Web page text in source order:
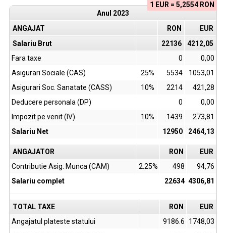
1 EUR = 5,2554 RON
Anul 2023
ANGAJAT
RON
EUR
Salariu Brut
22136
4212,05
Fara taxe
0
0,00
Asigurari Sociale (CAS)
25% 5534
1053,01
Asigurari Soc. Sanatate (CASS)
10% 2214
421,28
Deducere personala (DP)
0
0,00
Impozit pe venit (IV)
10% 1439
273,81
Salariu Net
12950 2464,13
ANGAJATOR RON
EUR
Contributie Asig. Munca (CAM)
2.25% 498
94,76
Salariu complet
22634 4306,81
TOTAL TAXE RON
EUR
Angajatul plateste statului
9186.6
1748,03